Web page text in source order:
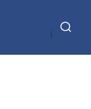
Arama
Göster/Gizle